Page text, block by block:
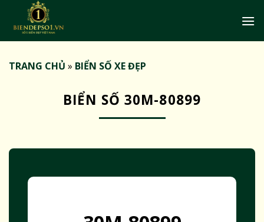
TRANG CHỦ » BIỂN SỐ XE ĐẸP
BIỂN SỐ 30M-80899